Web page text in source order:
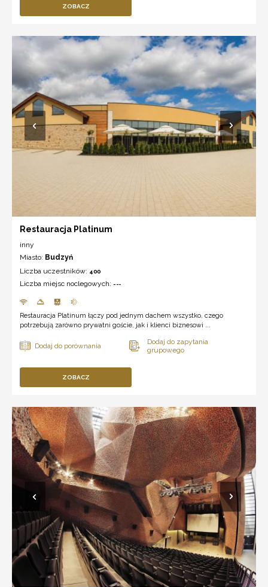
ZOBACZ
Restauracja Platinum
inny
Miasto: Budzyń
Liczba uczestników: 400
Liczba miejsc noclegowych: ---
Restauracja Platinum łączy pod jednym dachem wszystko, czego
potrzebują zarówno prywatni goście, jak i klienci biznesowi ...
ZOBACZ